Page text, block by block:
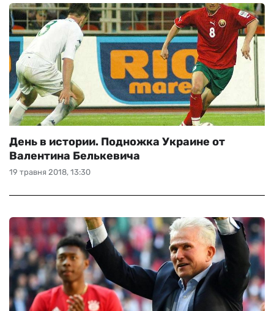
19 травня 2018, 13:30
День в истории. Подножка Украине от
Валентина Белькевича